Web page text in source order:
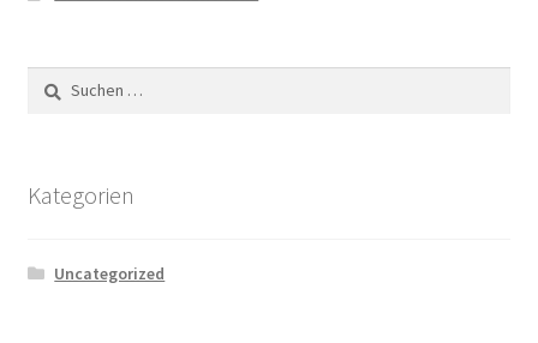
Suchen
nach:
Kategorien
Uncategorized